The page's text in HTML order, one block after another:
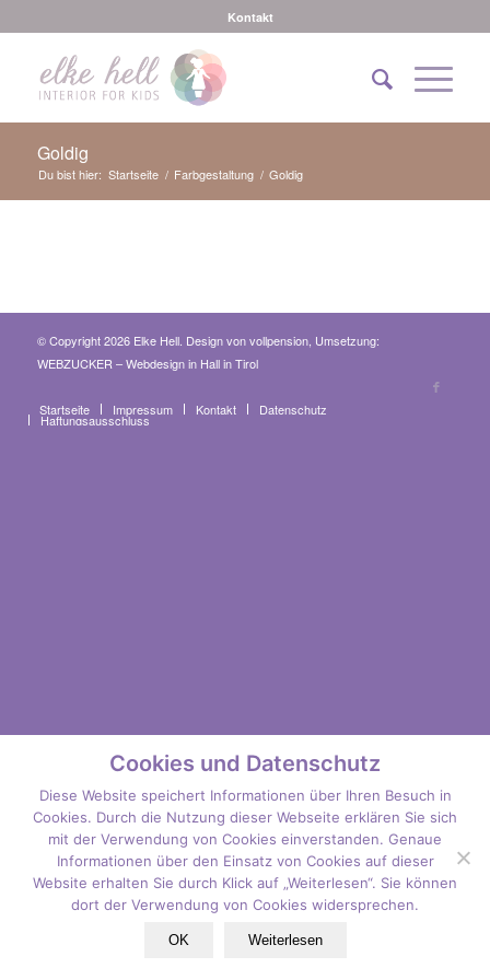
Kontakt
Goldig
Du bist hier: Startseite / Farbgestaltung / Goldig
© Copyright 2026 Elke Hell. Design vonvollpension, Umsetzung:
WEBZUCKER – Webdesign in Hall in Tirol
Startseite Impressum Kontakt Datenschutz
Haftungsausschluss
Cookies und Datenschutz
Diese Website speichert Informationen über Ihren Besuch in
Cookies. Durch die Nutzung dieser Webseite erklären Sie sich
mit der Verwendung von Cookies einverstanden. Genaue
Informationen über den Einsatz von Cookies auf dieser
Website erhalten Sie durch Klick auf „Weiterlesen“. Sie können
dort der Verwendung von Cookies widersprechen.
OK Weiterlesen